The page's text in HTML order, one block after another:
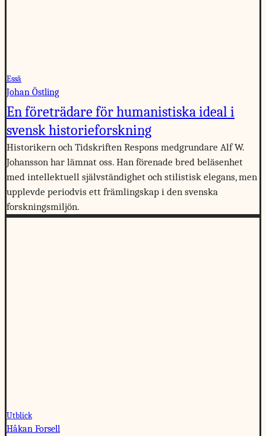
Essä
Johan Östling
En företrädare för humanistiska ideal i
svensk historieforskning
Historikern och Tidskriften Respons medgrundare Alf W.
Johansson har lämnat oss. Han förenade bred beläsenhet
med intellektuell självständighet och stilistisk elegans, men
upplevde periodvis ett främlingskap i den svenska
forskningsmiljön.
Utblick
Håkan Forsell